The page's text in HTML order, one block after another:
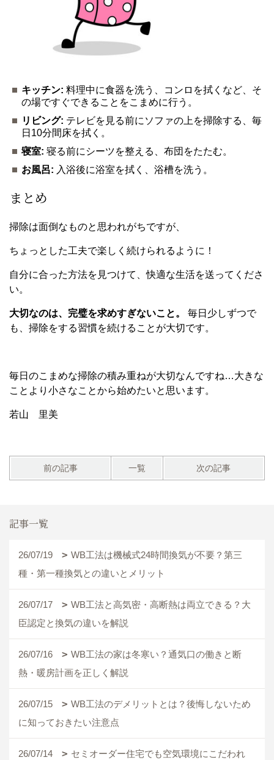
キッチン: 料理中に食器を洗う、コンロを拭くなど、そ
の場ですぐできることをこまめに行う。
リビング: テレビを見る前にソファの上を掃除する、毎
日10分間床を拭く。
寝室: 寝る前にシーツを整える、布団をたたむ。
お風呂: 入浴後に浴室を拭く、浴槽を洗う。
まとめ
掃除は面倒なものと思われがちですが、
ちょっとした工夫で楽しく続けられるように！
自分に合った方法を見つけて、快適な生活を送ってくださ
い。
大切なのは、完璧を求めすぎないこと。
毎日少しずつで
も、掃除をする習慣を続けることが大切です。
毎日のこまめな掃除の積み重ねが大切なんですね…大きな
ことより小さなことから始めたいと思います。
若山 里美
前の記事 一覧 次の記事
記事一覧
26/07/19
WB工法は機械式24時間換気が不要？第三
種・第一種換気との違いとメリット
26/07/17
WB工法と高気密・高断熱は両立できる？大
臣認定と換気の違いを解説
26/07/16
WB工法の家は冬寒い？通気口の働きと断
熱・暖房計画を正しく解説
26/07/15
WB工法のデメリットとは？後悔しないため
に知っておきたい注意点
26/07/14
セミオーダー住宅でも空気環境にこだわれ